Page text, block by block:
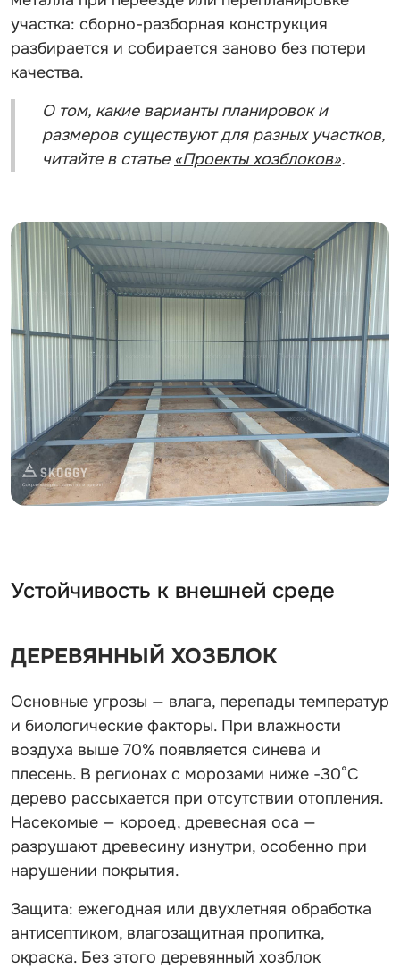
участка: сборно-разборная конструкция
разбирается и собирается заново без потери
качества.
О том, какие варианты планировок и
размеров существуют для разных участков,
читайте в статье «Проекты хозблоков».
Устойчивость к внешней среде
ДЕРЕВЯННЫЙ ХОЗБЛОК
Основные угрозы — влага, перепады температур
и биологические факторы. При влажности
воздуха выше 70% появляется синева и
плесень. В регионах с морозами ниже -30°C
дерево рассыхается при отсутствии отопления.
Насекомые — короед, древесная оса —
разрушают древесину изнутри, особенно при
нарушении покрытия.
Защита: ежегодная или двухлетняя обработка
антисептиком, влагозащитная пропитка,
окраска. Без этого деревянный хозблок